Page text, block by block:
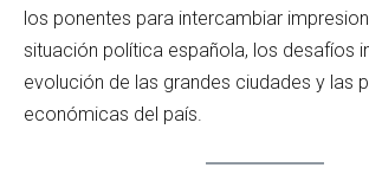
los ponentes para intercambiar
situación política española, los desafíos
evolución de las grandes ciudades y las
económicas del país.